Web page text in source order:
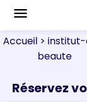
menu
Accueil >
beaute
Réservez